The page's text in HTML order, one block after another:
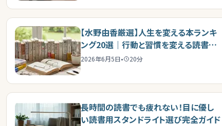
【水野由香厳選】人生を変える本ランキ
ング20選｜行動と習慣を変える読書ガ
イド
2026年6月5日• 20分
長時間の読書でも疲れない！目に優し
い読書用スタンドライト選び完全ガイド